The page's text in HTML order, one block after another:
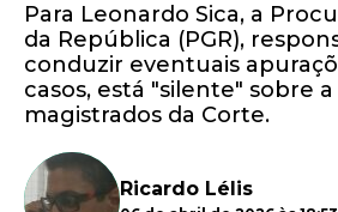
Para Leonardo Sica, a
da República (PGR),
conduzir eventuais
casos, está "silente" sobre
magistrados da Corte.
Ricardo Lélis